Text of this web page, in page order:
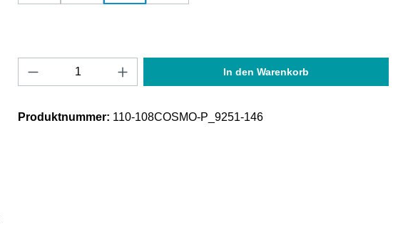
Produkt Anzahl: Gib den gewünschten Wert ein
In den Warenkorb
Produktnummer: 110-108COSMO-P_9251-146